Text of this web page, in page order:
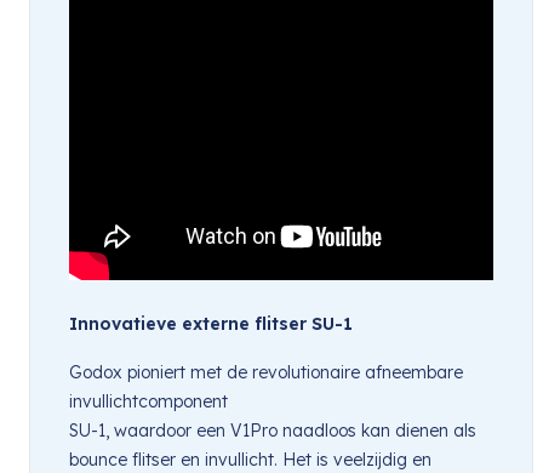
Innovatieve externe flitser SU-1
Godox pioniert met de revolutionaire afneembare
invullichtcomponent
SU-1, waardoor een V1Pro naadloos kan dienen als
bounce flitser en invullicht. Het is veelzijdig en